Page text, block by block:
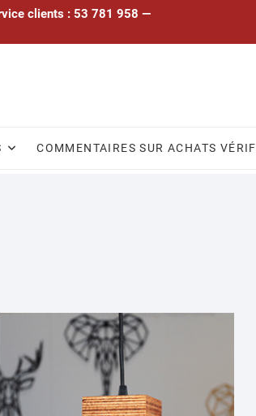
clients : 53 781 958 —
COMMENTAIRES SUR ACHATS